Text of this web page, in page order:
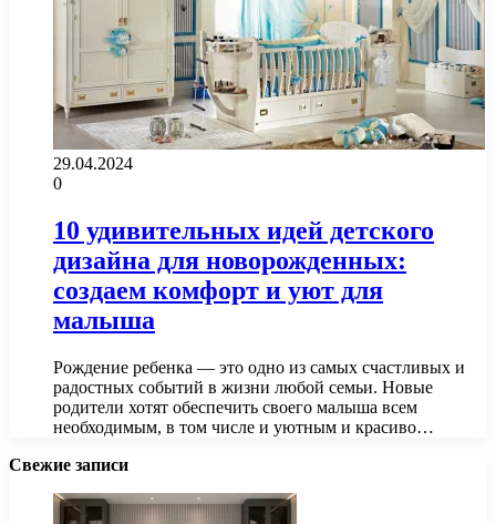
29.04.2024
0
10 удивительных идей детского
дизайна для новорожденных:
создаем комфорт и уют для
малыша
Рождение ребенка — это одно из самых счастливых и
радостных событий в жизни любой семьи. Новые
родители хотят обеспечить своего малыша всем
необходимым, в том числе и уютным и красиво…
Свежие записи